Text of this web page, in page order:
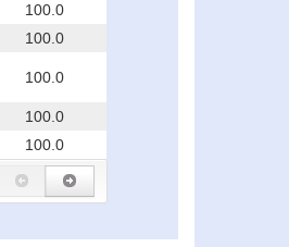
100.0
100.0
100.0
100.0
100.0